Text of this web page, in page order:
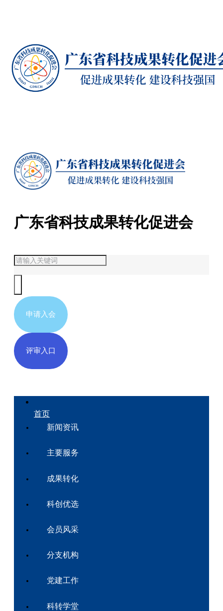
广东省科技成果转化促进会
申请入会
评审入口
首页
新闻资讯
主要服务
成果转化
科创优选
会员风采
分支机构
党建工作
科转学堂